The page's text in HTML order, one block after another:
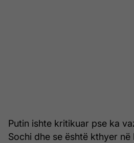
Putin ishte kritikuar pse ka
Sochi dhe se është kthyer